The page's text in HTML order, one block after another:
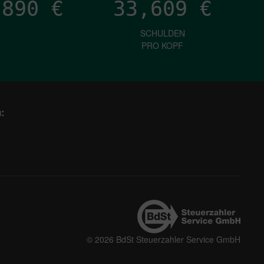
€ 33,609 €
SCHULDEN
PRO KOPF
© 2026 BdSt Steuerzahler Service GmbH